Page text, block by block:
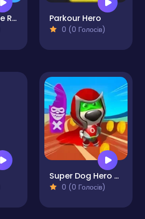
Rocket Charge Run Parkour Hero
0 (0 Голосів)
Super Dog Hero Dash
0 (0 Голосів)